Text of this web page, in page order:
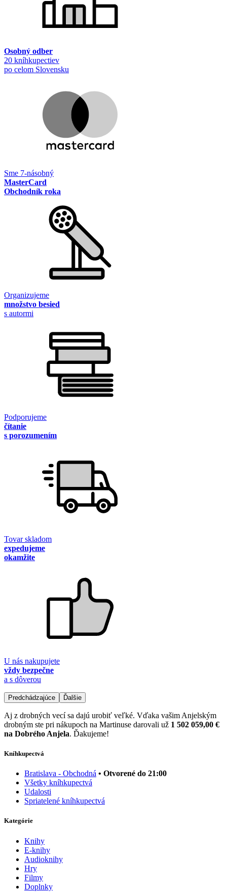
Osobný odber
20 kníhkupectiev
po celom Slovensku
Sme 7-násobný
MasterCard
Obchodník roka
Organizujeme
množstvo besied
s autormi
Podporujeme
čítanie
s porozumením
Tovar skladom
expedujeme
okamžite
U nás nakupujete
vždy bezpečne
a s dôverou
Predchádzajúce Ďalšie
Aj z drobných vecí sa dajú urobiť veľké. Vďaka vašim Anjelským
drobným ste pri nákupoch na Martinuse darovali už 1 502 059,00 €
na Dobrého Anjela. Ďakujeme!
Kníhkupectvá
Bratislava - Obchodná • Otvorené do 21:00
Všetky kníhkupectvá
Udalosti
Spriatelené kníhkupectvá
Kategórie
Knihy
E-knihy
Audioknihy
Hry
Filmy
Doplnky